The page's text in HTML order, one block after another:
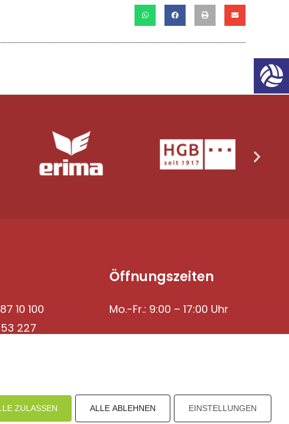
10 100
227
Öffnungszeiten
Mo.-Fr.: 9:00 – 17:00 Uhr
ZULASSEN ALLE ABLEHNEN EINSTELLUNGEN